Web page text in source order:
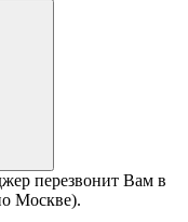
перезвонит Вам в
Москве).